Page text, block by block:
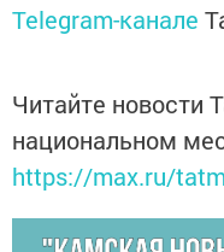
Telegram-канале
Читайте новости
национальном
https://max.ru/